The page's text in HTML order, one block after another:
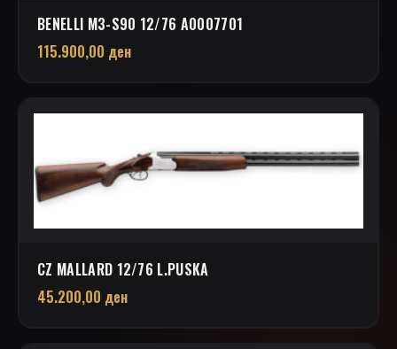
BENELLI M3-S90 12/76 A0007701
115.900,00 ден
CZ MALLARD 12/76 L.PUSKA
45.200,00 ден